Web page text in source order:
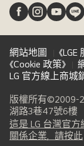
網站地圖 《
《Cookie 政策》
LG 官方線上商城
版權所有©2009-
湖路3巷47號6樓
這是 LG 台灣官方
關係企業，請按此(